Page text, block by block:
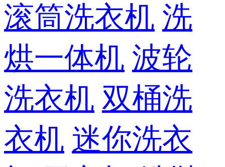
滚筒洗衣机 洗
烘一体机 波轮
洗衣机 双桶洗
衣机 迷你洗衣